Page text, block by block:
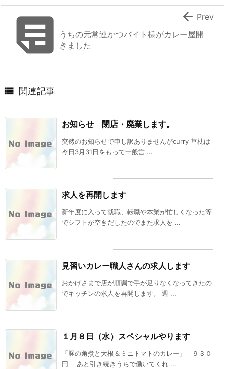

うちの元常連かつバイト様がカレー屋開
きました
 Prev
 関連記事
お知らせ 閉店・廃業します。
突然のお知らせで申し訳ありませんがcurry 草枕は
今日3月31日をもって一般営 ...
求人を再開します
新年度に入って就職、転職や本業が忙しくなった等
でシフトが空きだしたのでまた求人を ...
見習いカレー職人さんの求人します
おかげさまで店が順調で手が足りなくなってきたの
でキッチンの求人を再開します。 週 ...
１月８日（水）スペシャルやります
「豚の角煮と大根＆ミニトマトのカレー」 ９３０
円 あと引き続きうちで働いてくれ ...